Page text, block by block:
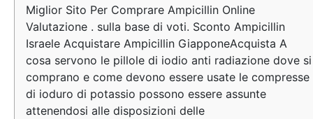
Miglior Sito Per Comprare Ampicillin Online
Valutazione . sulla base di voti. Sconto Ampicillin
Israele Acquistare Ampicillin GiapponeAcquista A
cosa servono le pillole di iodio anti radiazione dove si
comprano e come devono essere usate le compresse
di ioduro di potassio possono essere assunte
attenendosi alle disposizioni delle